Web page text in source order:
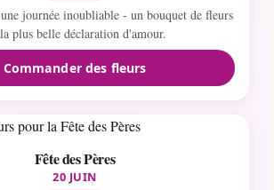
journée inoubliable - un bouquet de fleurs
plus belle déclaration d'amour.
Commander des fleurs
Fête des Pères
20 JUIN